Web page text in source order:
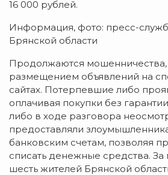
16 000 рублей.
Информация, фото: пресс-
Брянской области
Продолжаются мошенничества,
размещением объявлений на
сайтах. Потерпевшие либо
оплачивая покупки без
либо в ходе разговора
предоставляли
банковским счетам, позволяя
списать денежные средства.
шесть жителей Брянской